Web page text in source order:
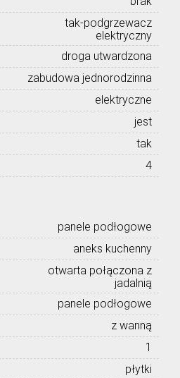
tak-podgrzewacz
elektryczny
droga utwardzona
zabudowa jednorodzinna
elektryczne
jest
tak
4
panele podłogowe
aneks kuchenny
otwarta połączona z
jadalnią
panele podłogowe
z wanną
1
płytki